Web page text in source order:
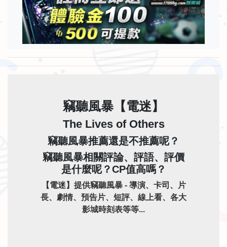
竊聽風暴【電迷】
The Lives of Others
竊聽風暴推薦還是不推薦呢？
竊聽風暴相關評論、評語、評價
是什麼呢？CP值高嗎？
【電迷】提供竊聽風暴 - 導演、卡司、片
長、劇情、預告片、短評、線上看、各大
影城時刻表等等...